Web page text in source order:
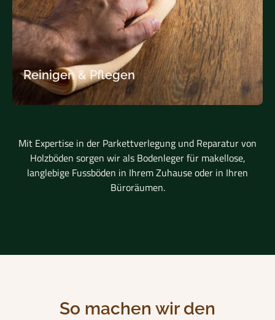
Reinigen & Pflegen
Mit Expertise in der Parkettverlegung und Reparatur von
Holzböden sorgen wir als Bodenleger für makellose,
langlebige Fussböden in Ihrem Zuhause oder in Ihren
Büroräumen.
So machen wir den